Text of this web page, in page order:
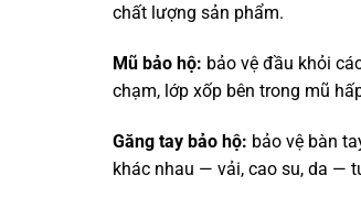
chất lượng sản phẩm.
Mũ bảo hộ: bảo vệ đầu khỏi
chạm, lớp xốp bên trong mũ
Găng tay bảo hộ: bảo vệ bàn
khác nhau — vải, cao su, da —